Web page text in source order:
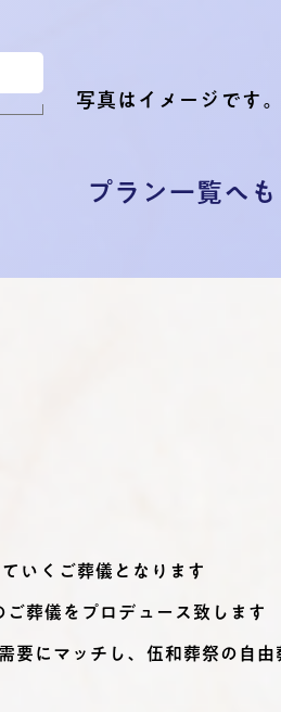
写真はイメージです。
プラン一覧へも
いくご葬儀となります
葬儀をプロデュース致します
要にマッチし、伍和葬祭の自